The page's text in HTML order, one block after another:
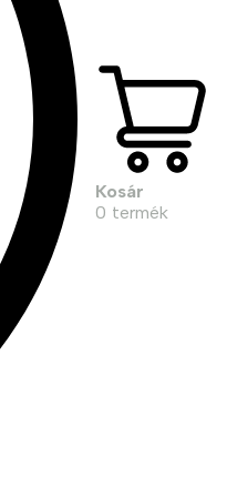
Kosár
0 termék